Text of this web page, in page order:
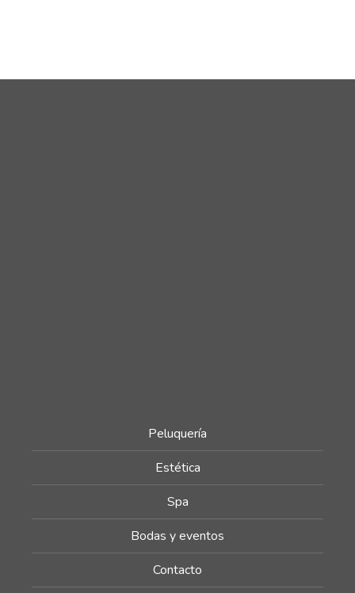
Peluquería
Estética
Spa
Bodas y eventos
Contacto